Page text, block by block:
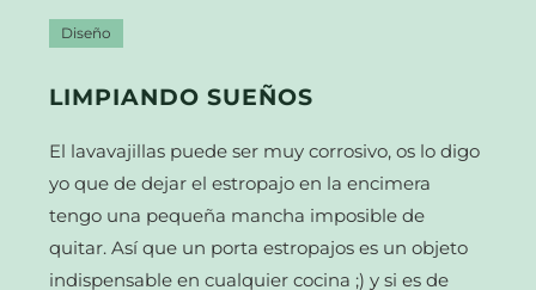
Diseño
LIMPIANDO SUEÑOS
El lavavajillas puede ser muy corrosivo, os lo digo
yo que de dejar el estropajo en la encimera
tengo una pequeña mancha imposible de
quitar. Así que un porta estropajos es un objeto
indispensable en cualquier cocina ;) y si es de